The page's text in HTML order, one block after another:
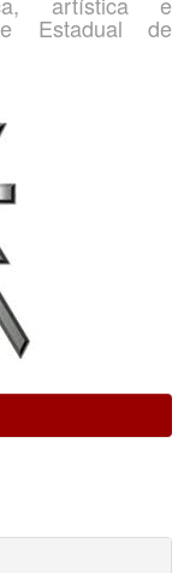
Estadual de